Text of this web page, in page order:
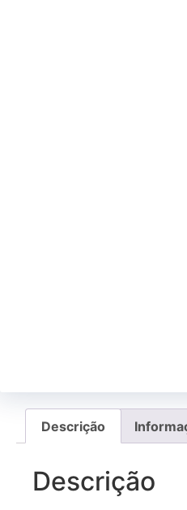
Descrição
Descrição